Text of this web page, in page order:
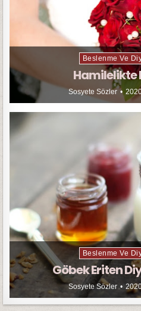
Beslenme Ve
Hamilelikte
Sosyete Sözler
Beslenme Ve
Göbek Eriten
Sosyete Sözler